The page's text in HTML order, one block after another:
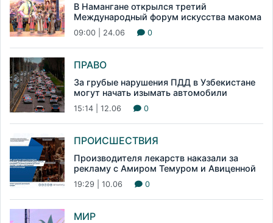
В Намангане открылся третий
Международный форум искусства макома
09:00 | 24.06 0
ПРАВО
За грубые нарушения ПДД в Узбекистане
могут начать изымать автомобили
15:14 | 12.06 0
ПРОИСШЕСТВИЯ
Производителя лекарств наказали за
рекламу с Амиром Темуром и Авиценной
19:29 | 10.06 0
МИР